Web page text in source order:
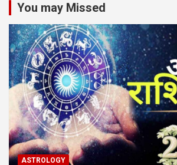
You may Missed
ASTROLOGY